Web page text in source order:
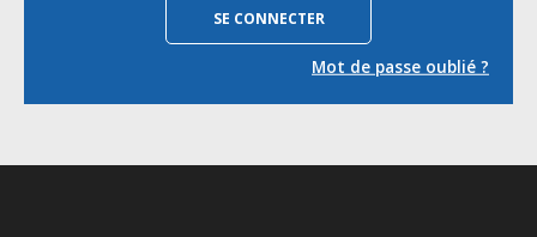
Mot de passe oublié ?